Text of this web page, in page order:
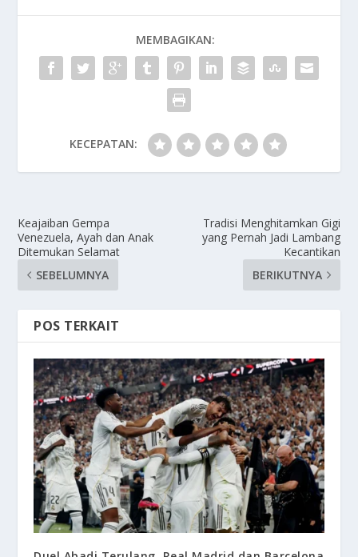
MEMBAGIKAN:
KECEPATAN:
Keajaiban Gempa
Venezuela, Ayah dan Anak
Ditemukan Selamat
SEBELUMNYA
Tradisi Menghitamkan Gigi
yang Pernah Jadi Lambang
Kecantikan
BERIKUTNYA
POS TERKAIT